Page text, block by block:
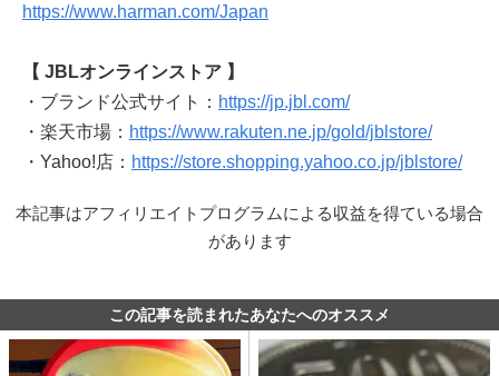
https://www.harman.com/Japan
【 JBLオンラインストア 】
・ブランド公式サイト： https://jp.jbl.com/
・楽天市場： https://www.rakuten.ne.jp/gold/jblstore/
・Yahoo!店： https://store.shopping.yahoo.co.jp/jblstore/
本記事はアフィリエイトプログラムによる収益を得ている場合
があります
この記事を読まれたあなたへのオススメ